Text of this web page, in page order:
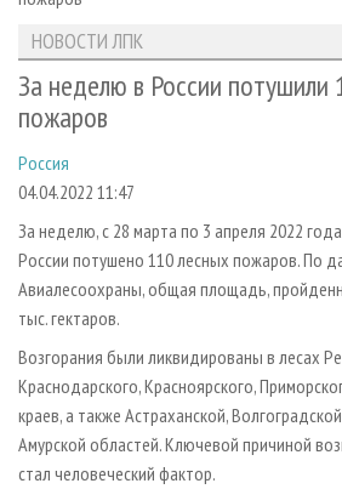
ЛЕСОЗАГОТОВКА
ЛЕСОПИЛЕНИЕ
СУШКА ДРЕВЕСИНЫ
ПРОИЗВОДСТВО ДРЕВЕСНЫХ ПЛИТ
ДЕРЕВЯННОЕ ДОМОСТРОЕНИЕ
ПРОИЗВОДСТВО МЕБЕЛИ
БИОЭНЕРГЕТИКА
ЦБП
ИНСТРУМЕНТ И МАТЕРИАЛЫ
НОВОСТИ ЛПК
НОВОСТИ ЖУРНАЛА
ПРОЕКТЫ ЛПИ
АНАЛИТИКА
ПРЕДПРИЯТИЯ ЛПК
ПЕРСОНЫ
МОБИЛЬНЫЕ ВЫСТАВКИ
ОФИЦИАЛЬНЫЕ ДЕЛЕГАЦИИ
ПРИОРИТЕТНЫЕ ИНВЕСТПРОЕКТЫ
RUSSIAN FORESTRY REVIEW
ГАЗЕТА ЛЕСПРОМФОРУМ
БИБЛИОТЕКА СПЕЦИАЛИСТА
АРХИВ ЖУРНАЛОВ
О ЖУРНАЛЕ
КОНТАКТЫ
РЕКЛАМОДАТЕЛЯМ
РЕКЛАМА
РЕКЛАМА НА САЙТЕ
НОВОСТИ ЛПК
За неделю в России потушили
пожаров
Россия
04.04.2022 11:47
За неделю, с 28 марта по 3 апреля 2022
России потушено 110 лесных пожаров. По
Авиалесоохраны, общая площадь,
тыс. гектаров.
Возгорания были ликвидированы в лесах
Краснодарского, Красноярского,
краев, а также Астраханской,
Амурской областей. Ключевой причиной
стал человеческий фактор.